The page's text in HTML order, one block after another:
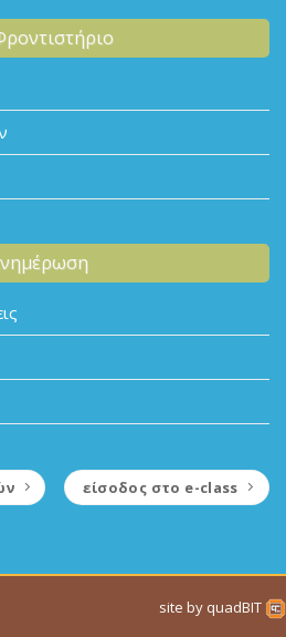
είσοδος στο e-class
site by quadBIT